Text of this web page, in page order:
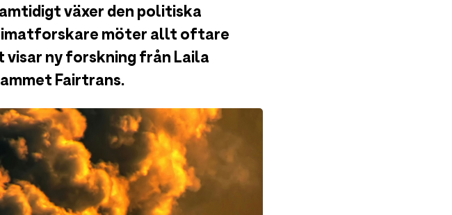
växer den politiska
möter allt oftare
ny forskning från Laila
Fairtrans.